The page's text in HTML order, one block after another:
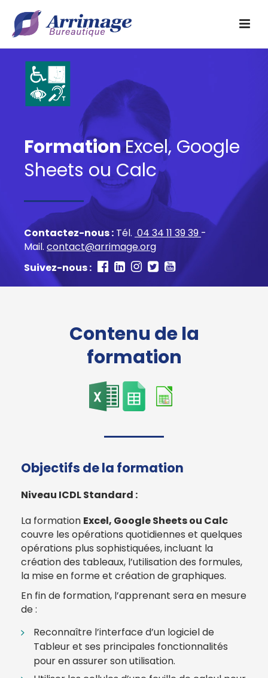
FormationExcel, Google
Sheets ou Calc
Contactez-nous : Tél. 04 34 11 39 39 -
Mail. contact@arrimage.org
Suivez-nous :
Contenu de la
formation
Objectifs de la formation
Niveau ICDL Standard :
La formation Excel, Google Sheets ou Calc
couvre les opérations quotidiennes et quelques
opérations plus sophistiquées, incluant la
création des tableaux, l’utilisation des formules,
la mise en forme et création de graphiques.
En fin de formation, l’apprenant sera en mesure
de :
Reconnaître l’interface d’un logiciel de
Tableur et ses principales fonctionnalités
pour en assurer son utilisation.